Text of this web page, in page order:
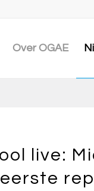
Over OGAE
live:
eerste